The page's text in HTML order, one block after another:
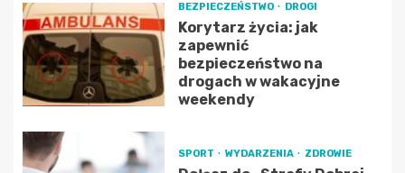
BEZPIECZEŃSTWO DROGI
Korytarz życia: jak
zapewnić
bezpieczeństwo na
drogach w wakacyjne
weekendy
SPORT WYDARZENIA ZDROWIE